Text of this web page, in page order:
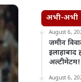
अभी-अभी
August 6,
जमीन
अल्टीमेटम!
August 6,